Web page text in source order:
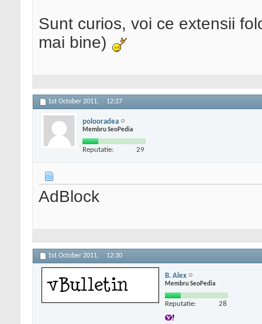
Sunt curios, voi ce extensii
mai bine)
1st October 2011, 12:27
polooradea
Membru SeoPedia
Reputatie: 29
AdBlock
1st October 2011, 12:30
B. Alex
Membru SeoPedia
Reputatie: 28